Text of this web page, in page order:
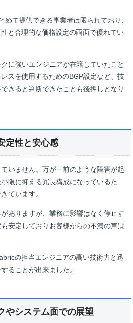
めて提供できる事業者は限られており、
と合理的な価格設定の両面で優れてい
に強いエンジニアが在籍していたこと
スを使用するためのBGP設定など、技
きると判断できたことも後押しとなり
定性と安心感
いません。万が一前のような障害が起
限に抑える冗長構成になっているた
ています。
ありますが、業務に影響はなく停止す
安定しておりお客様からの不満の声は
の担当エンジニアの高い技術力と迅
ることが出来ました。
やシステム面での展望